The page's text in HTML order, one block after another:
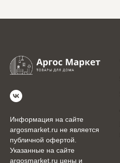
Информация на сайте
argosmarket.ru не является
публичной офертой.
Указанные на сайте
argosmarket.ru цены и